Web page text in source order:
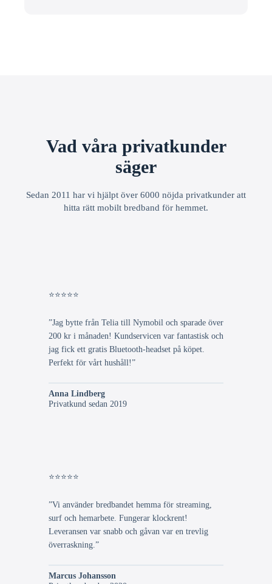
Vad våra privatkunder
säger
Sedan 2011 har vi hjälpt över 6000 nöjda privatkunder att
hitta rätt mobilt bredband för hemmet.
⭐⭐⭐⭐⭐
”Jag bytte från Telia till Nymobil och sparade över
200 kr i månaden! Kundservicen var fantastisk och
jag fick ett gratis Bluetooth-headset på köpet.
Perfekt för vårt hushåll!”
Anna Lindberg
Privatkund sedan 2019
⭐⭐⭐⭐⭐
”Vi använder bredbandet hemma för streaming,
surf och hemarbete. Fungerar klockrent!
Leveransen var snabb och gåvan var en trevlig
överraskning.”
Marcus Johansson